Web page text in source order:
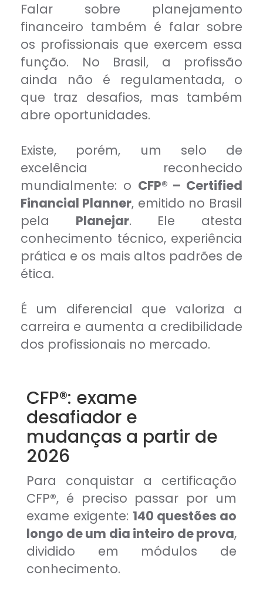
Falar sobre planejamento
financeiro também é falar sobre
os profissionais que exercem essa
função. No Brasil, a profissão
ainda não é regulamentada, o
que traz desafios, mas também
abre oportunidades.
Existe, porém, um selo de
excelência reconhecido
mundialmente: o CFP® – Certified
Financial Planner, emitido no Brasil
pela Planejar. Ele atesta
conhecimento técnico, experiência
prática e os mais altos padrões de
ética.
É um diferencial que valoriza a
carreira e aumenta a credibilidade
dos profissionais no mercado.
CFP®: exame
desafiador e
mudanças a partir de
2026
Para conquistar a certificação
CFP®, é preciso passar por um
exame exigente: 140 questões ao
longo de um dia inteiro de prova,
dividido em módulos de
conhecimento.